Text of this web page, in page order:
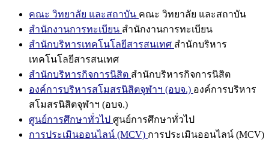
คณะ วิทยาลัย และสถาบัน คณะ วิทยาลัย และสถาบัน
สำนักงานการทะเบียน สำนักงานการทะเบียน
สำนักบริหารเทคโนโลยีสารสนเทศ สำนักบริหาร
เทคโนโลยีสารสนเทศ
สำนักบริหารกิจการนิสิต สำนักบริหารกิจการนิสิต
องค์การบริหารสโมสรนิสิตจุฬาฯ (อบจ.) องค์การบริหาร
สโมสรนิสิตจุฬาฯ (อบจ.)
ศูนย์การศึกษาทั่วไป ศูนย์การศึกษาทั่วไป
การประเมินออนไลน์ (MCV) การประเมินออนไลน์ (MCV)